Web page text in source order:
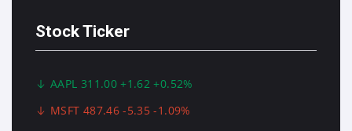
Stock Ticker
AAPL 311.00 +1.62 +0.52%
MSFT 487.46 -5.35 -1.09%